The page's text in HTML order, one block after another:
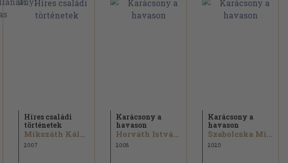
Híres családi
történetek
Mikszáth Kálmán...
2007
Karácsony a
havason
Horváth István...
2008
Karácsony a
havason
Szabolcska Mihály...
2020